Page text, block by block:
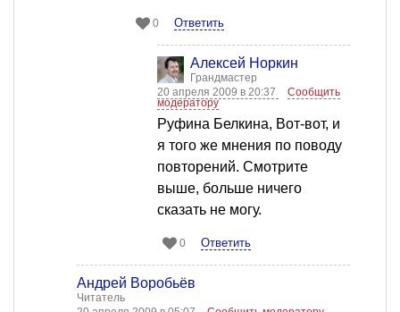
0 Ответить
Алексей Норкин
Грандмастер
20 апреля 2009 в 20:37
Сообщить
модератору
Руфина Белкина, Вот-вот, и
я того же мнения по поводу
повторений. Смотрите
выше, больше ничего
сказать не могу.
0 Ответить
Андрей Воробьёв
Читатель